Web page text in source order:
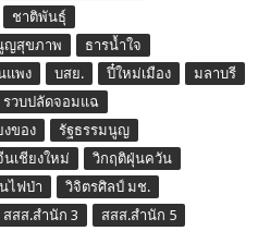
ชาติพันธุ์
ญสุขภาพ
ธารน้ำใจ
แพง บสย. ปี๋ใหม่เมือง
มลาบรี
รวบปลัดจอมแฉ
งของ
รัฐธรรมนูญ
นเชียงใหม่
วิกฤติฝุ่นควัน
ไฟป่า
วิจิตรศิลป์ มช.
สสส.สำนัก 3
สสส.สำนัก 5